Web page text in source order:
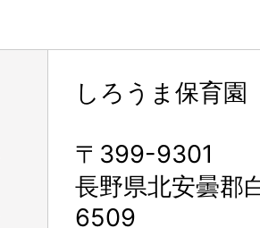
しろうま保育園
〒399-9301
長野県北安曇郡
6509